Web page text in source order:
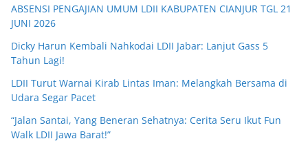
ABSENSI PENGAJIAN UMUM LDII KABUPATEN CIANJUR TGL 21
JUNI 2026
Dicky Harun Kembali Nahkodai LDII Jabar: Lanjut Gass 5
Tahun Lagi!
LDII Turut Warnai Kirab Lintas Iman: Melangkah Bersama di
Udara Segar Pacet
“Jalan Santai, Yang Beneran Sehatnya: Cerita Seru Ikut Fun
Walk LDII Jawa Barat!”